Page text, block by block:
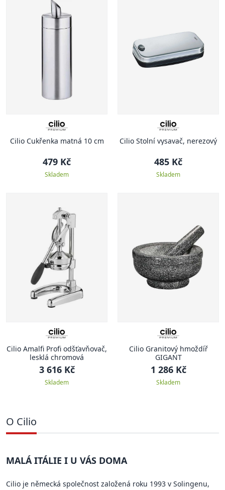
Cilio Cukřenka matná 10 cm
479 Kč
Skladem
Cilio Stolní vysavač, nerezový
485 Kč
Skladem
Cilio Amalfi Profi odšťavňovač,
lesklá chromová
3 616 Kč
Skladem
Cilio Granitový hmoždíř
GIGANT
1 286 Kč
Skladem
O Cilio
MALÁ ITÁLIE I U VÁS DOMA
Cilio je německá společnost založená roku 1993 v Solingenu,